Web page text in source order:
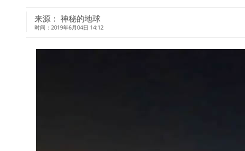
来源： 神秘的地球
时间：2019年6月04日 14:12